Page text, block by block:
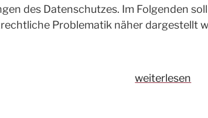
des Datenschutzes. Im Folgenden
Problematik näher dargestellt
„Rechtliche
weiterlesen